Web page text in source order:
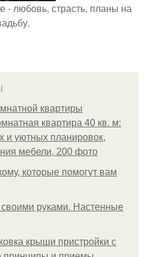
любовь, страсть, планы на
квартиры
квартира 40 кв. м:
и уютных планировок,
мебели, 200 фото
которые помогут вам
своими руками. Настенные
крыши пристройки с